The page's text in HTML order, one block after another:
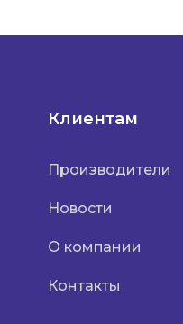
Клиентам
Производители
Новости
О компании
Контакты